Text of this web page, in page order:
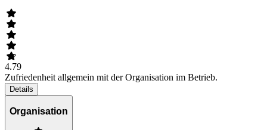
4.79
Zufriedenheit allgemein mit der Organisation im Betrieb.
Details
Organisation